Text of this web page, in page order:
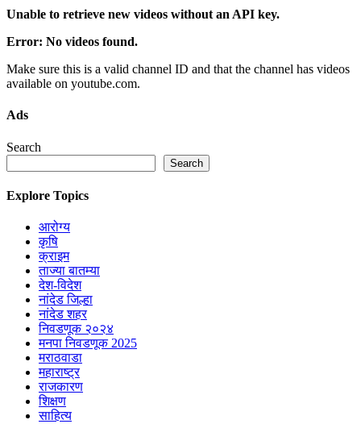
Unable to retrieve new videos without an API key.
Error: No videos found.
Make sure this is a valid channel ID and that the channel has videos
available on youtube.com.
Ads
Search
Search
Explore Topics
आरोग्य
कृषि
क्राइम
ताज्या बातम्या
देश-विदेश
नांदेड जिल्हा
नांदेड शहर
निवडणूक २०२४
मनपा निवडणूक 2025
मराठवाडा
महाराष्ट्र
राजकारण
शिक्षण
साहित्य